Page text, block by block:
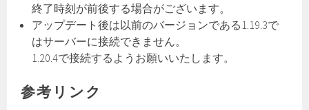
終了時刻が前後する場合がございます。
アップデート後は以前のバージョンである1.19.3で
はサーバーに接続できません。
1.20.4で接続するようお願いいたします。
参考リンク